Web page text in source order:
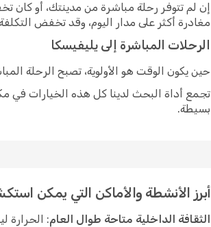
إن لم تتوفر رحلة مباشرة من مدينتك، أو
مغادرة أكثر على مدار اليوم، وقد تخفض
الرحلات المباشرة إلى يليفيسكا
حين يكون الوقت هو الأولوية، تصبح الرحلة
تجمع أداة البحث لدينا كل هذه الخيارات في
بسيطة.
أبرز الأنشطة والأماكن التي يمكن
الثقافة الداخلية متاحة طوال العام: الحرارة